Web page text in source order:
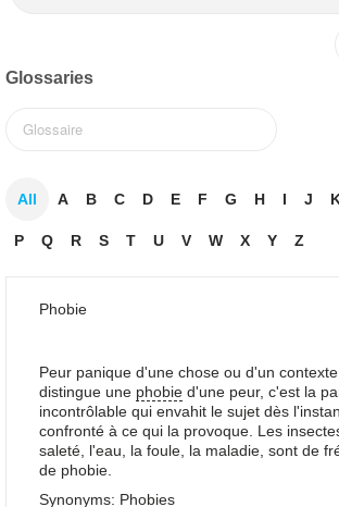
Glossaries
All A B C D E F G H I J
P Q R S T U V W X Y Z
Phobie
Peur panique d'une chose ou d'un
distingue une phobie d'une peur, c'est la
incontrôlable qui envahit le sujet dès
confronté à ce qui la provoque. Les
saleté, l'eau, la foule, la maladie, sont de
de phobie.
Synonyms: Phobies